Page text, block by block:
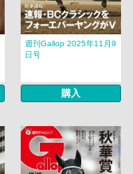
週刊Gallop 2025年11月9
日号
購入